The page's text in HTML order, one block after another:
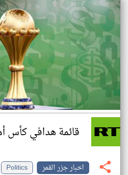
قائمة هدافي كأس أمم
اخبار جزر القمر
Politics